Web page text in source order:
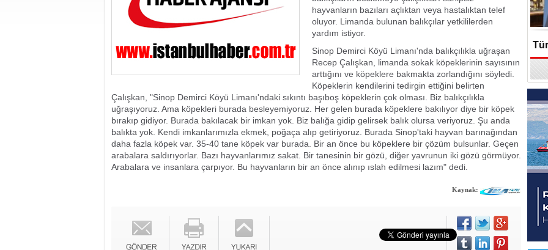
hayvanların bazıları açlıktan veya hastalıktan telef
oluyor. Limanda bulunan balıkçılar yetkililerden
yardım istiyor.
Sinop Demirci Köyü Limanı'nda balıkçılıkla uğraşan
Recep Çalışkan, limanda sokak köpeklerinin sayısının
arttığını ve köpeklere bakmakta zorlandığını söyledi.
Köpeklerin kendilerini tedirgin ettiğini belirten
Çalışkan, "Sinop Demirci Köyü Limanı'ndaki sıkıntı başıboş köpeklerin çok olması. Biz balıkçılıkla
uğraşıyoruz. Ama köpekleri burada besleyemiyoruz. Her gelen burada köpeklere bakılıyor diye bir köpek
bırakıp gidiyor. Burada bakılacak bir imkan yok. Biz balığa gidip gelirsek balık olursa veriyoruz. Şu anda
balıkta yok. Kendi imkanlarımızla ekmek, poğaça alıp getiriyoruz. Burada Sinop'taki hayvan barınağından
daha fazla köpek var. 35-40 tane köpek var burada. Bir an önce bu köpeklere bir çözüm bulsunlar. Geçen
arabalara saldırıyorlar. Bazı hayvanlarımız sakat. Bir tanesinin bir gözü, diğer yavrunun iki gözü görmüyor.
Arabalara ve insanlara çarpıyor. Bu hayvanların bir an önce alınıp ıslah edilmesi lazım" dedi.
Kaynak: